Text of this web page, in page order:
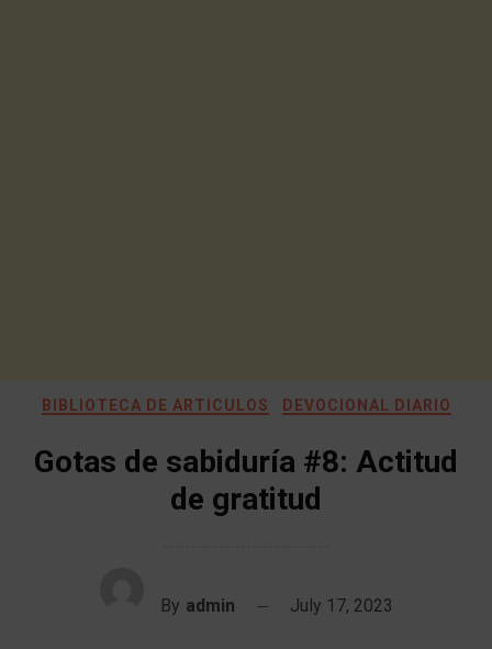
BIBLIOTECA DE ARTICULOS DEVOCIONAL DIARIO
Gotas de sabiduría #8: Actitud
de gratitud
By admin July 17, 2023